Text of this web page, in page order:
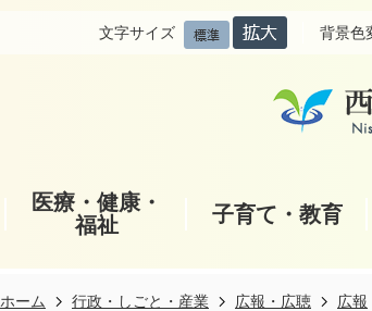
文字サイズ 背景色
医療・健康・
福祉
子育て・教育
ホーム 行政・しごと・産業 広報・広聴 広報